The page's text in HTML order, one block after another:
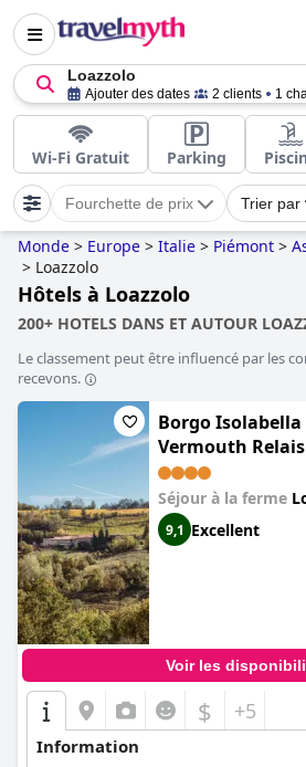
Loazzolo
Ajouter des dates 2 clients 1
Wi-Fi Gratuit Parking
Fourchette de prix Trier par
Monde > Europe > Italie > Piémont >
> Loazzolo
Hôtels à Loazzolo
200+ HOTELS DANS ET AUTOUR
Le classement peut être influencé par les
recevons.
Borgo Isolabella
Vermouth Relais
Séjour à la ferme
9,1 Excellent
Voir les
$ +5
Information